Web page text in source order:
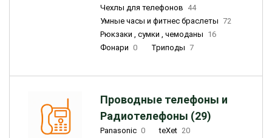
Чехлы для телефонов 44
Умные часы и фитнес браслеты 72
Рюкзаки , сумки , чемоданы 16
Фонари 0 Триподы 7
Проводные телефоны и
Радиотелефоны (29)
Panasonic 0 teXet 20